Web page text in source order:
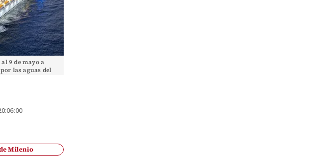
9 de mayo a
las aguas del
Milenio